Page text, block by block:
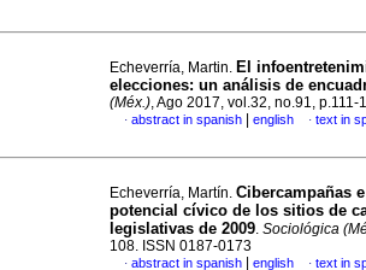
Echeverría, Martin. El
elecciones: un análisis de
(Méx.), Ago 2017, vol.32, no.91,
· abstract in spanish english · text in
Echeverría, Martín. Cibercampañas
potencial cívico de los sitios de
legislativas de 2009. Sociológica
108. ISSN 0187-0173
· abstract in spanish english · text in